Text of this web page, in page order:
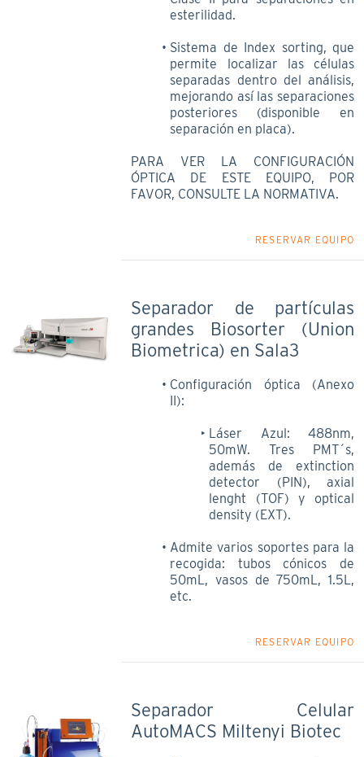
esterilidad.
Sistema de Index sorting, que
permite localizar las células
separadas dentro del análisis,
mejorando así las separaciones
posteriores (disponible en
separación en placa).
PARA VER LA CONFIGURACIÓN
ÓPTICA DE ESTE EQUIPO, POR
FAVOR, CONSULTE LA NORMATIVA.
RESERVAR EQUIPO
Separador de partículas
grandes Biosorter (Union
Biometrica) en Sala3
Configuración óptica (Anexo
II):
Láser Azul: 488nm,
50mW. Tres PMT´s,
además de extinction
detector (PIN), axial
lenght (TOF) y optical
density (EXT).
Admite varios soportes para la
recogida: tubos cónicos de
50mL, vasos de 750mL, 1.5L,
etc.
RESERVAR EQUIPO
Separador Celular
AutoMACS Miltenyi Biotec